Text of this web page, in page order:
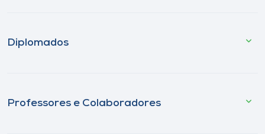
Diplomados
Professores e Colaboradores